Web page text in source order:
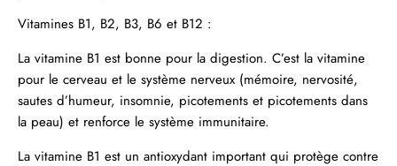
Vitamines B1, B2, B3, B6 et B12 :
La vitamine B1 est bonne pour la digestion. C’est la vitamine
pour le cerveau et le système nerveux (mémoire, nervosité,
sautes d’humeur, insomnie, picotements et picotements dans
la peau) et renforce le système immunitaire.
La vitamine B1 est un antioxydant important qui protège contre